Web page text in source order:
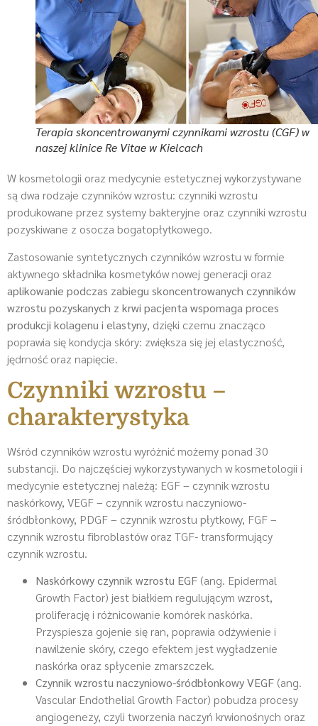
Terapia skoncentrowanymi czynnikami wzrostu (CGF) w
naszej klinice Re Vitae w Kielcach
W kosmetologii oraz medycynie estetycznej wykorzystywane
są dwa rodzaje czynników wzrostu: czynniki wzrostu
produkowane przez systemy bakteryjne oraz czynniki wzrostu
pozyskiwane z osocza bogatopłytkowego.
Zastosowanie syntetycznych czynników wzrostu w formie
aktywnego składnika kosmetyków nowej generacji oraz
aplikowanie podczas zabiegu skoncentrowanych czynników
wzrostu pozyskanych z krwi pacjenta wspomaga proces
produkcji kolagenu i elastyny, dzięki czemu znacząco
poprawia się kondycja skóry: zwiększa się jej elastyczność,
jędrność oraz napięcie.
Czynniki wzrostu –
charakterystyka
Wśród czynników wzrostu wyróżnić możemy ponad 30
substancji. Do najczęściej wykorzystywanych w kosmetologii i
medycynie estetycznej należą: EGF – czynnik wzrostu
naskórkowy, VEGF – czynnik wzrostu naczyniowo-
śródbłonkowy, PDGF – czynnik wzrostu płytkowy, FGF –
czynnik wzrostu fibroblastów oraz TGF- transformujący
czynnik wzrostu.
Naskórkowy czynnik wzrostu EGF (ang. Epidermal
Growth Factor) jest białkiem regulującym wzrost,
proliferację i różnicowanie komórek naskórka.
Przyspiesza gojenie się ran, poprawia odżywienie i
nawilżenie skóry, czego efektem jest wygładzenie
naskórka oraz spłycenie zmarszczek.
Czynnik wzrostu naczyniowo-śródbłonkowy VEGF (ang.
Vascular Endothelial Growth Factor) pobudza procesy
angiogenezy, czyli tworzenia naczyń krwionośnych oraz